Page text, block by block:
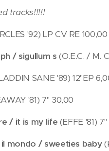
tracks!!!!!
'92) LP CV RE 100,00
/ sigullum s(O.E.C. / M.
SANE '89) 12"EP
'81) 7" 30,00
/ it is my life (EFFE '81)
il mondo / sweeties baby